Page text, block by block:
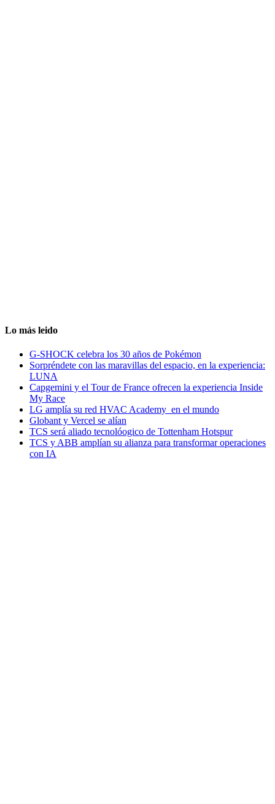
Lo más leido
G-SHOCK celebra los 30 años de Pokémon
Sorpréndete con las maravillas del espacio, en la experiencia:
LUNA
Capgemini y el Tour de France ofrecen la experiencia Inside
My Race
LG amplía su red HVAC Academy en el mundo
Globant y Vercel se alían
TCS será aliado tecnolóogico de Tottenham Hotspur
TCS y ABB amplían su alianza para transformar operaciones
con IA